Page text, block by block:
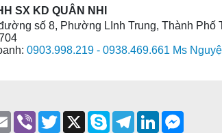
SX KD QUÂN NHI
số 8, Phường LInh Trung, Thành Phố
0903.998.219 - 0938.469.661 Ms
EmailViber Twitter
X SkypeTelegramLinkedIn